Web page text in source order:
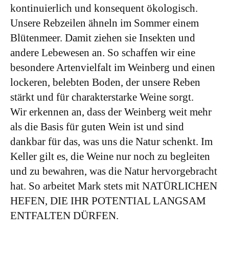
kontinuierlich und konsequent ökologisch.
Unsere Rebzeilen ähneln im Sommer einem
Blütenmeer. Damit ziehen sie Insekten und
andere Lebewesen an. So schaffen wir eine
besondere Artenvielfalt im Weinberg und einen
lockeren, belebten Boden, der unsere Reben
stärkt und für charakterstarke Weine sorgt.
Wir erkennen an, dass der Weinberg weit mehr
als die Basis für guten Wein ist und sind
dankbar für das, was uns die Natur schenkt. Im
Keller gilt es, die Weine nur noch zu begleiten
und zu bewahren, was die Natur hervorgebracht
hat. So arbeitet Mark stets mit NATÜRLICHEN
HEFEN, DIE IHR POTENTIAL LANGSAM
ENTFALTEN DÜRFEN.